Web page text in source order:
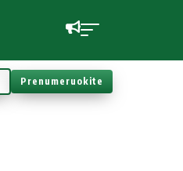
Prenumeruokite